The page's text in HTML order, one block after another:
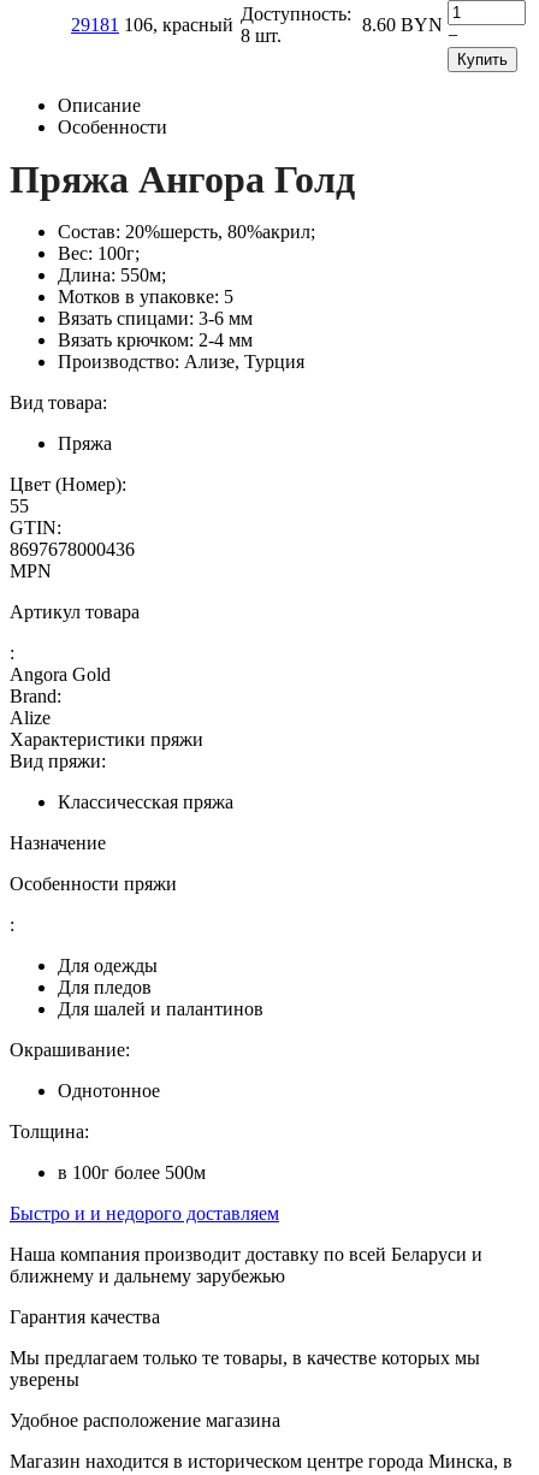
29181 106, красный
Доступность:
8 шт.
8.60 BYN
−
Купить
Описание
Особенности
Пряжа Ангора Голд
Состав: 20%шерсть, 80%акрил;
Вес: 100г;
Длина: 550м;
Мотков в упаковке: 5
Вязать спицами: 3-6 мм
Вязать крючком: 2-4 мм
Производство: Ализе, Турция
Вид товара:
Пряжа
Цвет (Номер):
55
GTIN:
8697678000436
MPN
Артикул товара
:
Angora Gold
Brand:
Alize
Характеристики пряжи
Вид пряжи:
Классичесская пряжа
Назначение
Особенности пряжи
:
Для одежды
Для пледов
Для шалей и палантинов
Окрашивание:
Однотонное
Толщина:
в 100г более 500м
Быстро и и недорого доставляем
Наша компания производит доставку по всей Беларуси и
ближнему и дальнему зарубежью
Гарантия качества
Мы предлагаем только те товары, в качестве которых мы
уверены
Удобное расположение магазина
Магазин находится в историческом центре города Минска, в